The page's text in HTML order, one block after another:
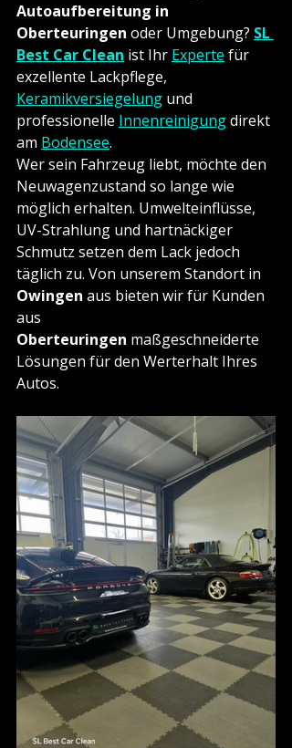
Autoaufbereitung in
Oberteuringen oder Umgebung? SL
Best Car Clean ist Ihr Experte für
exzellente Lackpflege,
Keramikversiegelung und
professionelle Innenreinigung direkt
am Bodensee.
Wer sein Fahrzeug liebt, möchte den
Neuwagenzustand so lange wie
möglich erhalten. Umwelteinflüsse,
UV-Strahlung und hartnäckiger
Schmutz setzen dem Lack jedoch
täglich zu. Von unserem Standort in
Owingen aus bieten wir für Kunden
aus
Oberteuringen maßgeschneiderte
Lösungen für den Werterhalt Ihres
Autos.